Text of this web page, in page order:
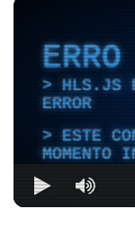
HLS.JS
ERROR
ESTE
MOMENTO